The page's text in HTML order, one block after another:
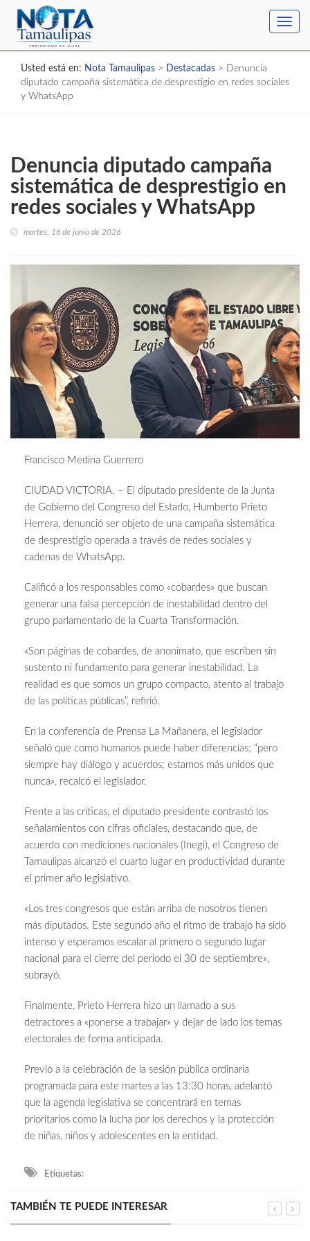
Usted está en: Nota Tamaulipas > Destacadas > Denuncia
diputado campaña sistemática de desprestigio en redes sociales
y WhatsApp
Denuncia diputado campaña
sistemática de desprestigio en
redes sociales y WhatsApp
martes, 16 de junio de 2026
Francisco Medina Guerrero
CIUDAD VICTORIA. – El diputado presidente de la Junta
de Gobierno del Congreso del Estado, Humberto Prieto
Herrera, denunció ser objeto de una campaña sistemática
de desprestigio operada a través de redes sociales y
cadenas de WhatsApp.
Calificó a los responsables como «cobardes» que buscan
generar una falsa percepción de inestabilidad dentro del
grupo parlamentario de la Cuarta Transformación.
«Son páginas de cobardes, de anonimato, que escriben sin
sustento ni fundamento para generar inestabilidad. La
realidad es que somos un grupo compacto, atento al trabajo
de las políticas públicas”, refirió.
En la conferencia de Prensa La Mañanera, el legislador
señaló que como humanos puede haber diferencias; “pero
siempre hay diálogo y acuerdos; estamos más unidos que
nunca», recalcó el legislador.
Frente a las críticas, el diputado presidente contrastó los
señalamientos con cifras oficiales, destacando que, de
acuerdo con mediciones nacionales (Inegi), el Congreso de
Tamaulipas alcanzó el cuarto lugar en productividad durante
el primer año legislativo.
«Los tres congresos que están arriba de nosotros tienen
más diputados. Este segundo año el ritmo de trabajo ha sido
intenso y esperamos escalar al primero o segundo lugar
nacional para el cierre del periodo el 30 de septiembre»,
subrayó.
Finalmente, Prieto Herrera hizo un llamado a sus
detractores a «ponerse a trabajar» y dejar de lado los temas
electorales de forma anticipada.
Previo a la celebración de la sesión pública ordinaria
programada para este martes a las 13:30 horas, adelantó
que la agenda legislativa se concentrará en temas
prioritarios como la lucha por los derechos y la protección
de niñas, niños y adolescentes en la entidad.
Etiquetas:
TAMBIÉN TE PUEDE INTERESAR